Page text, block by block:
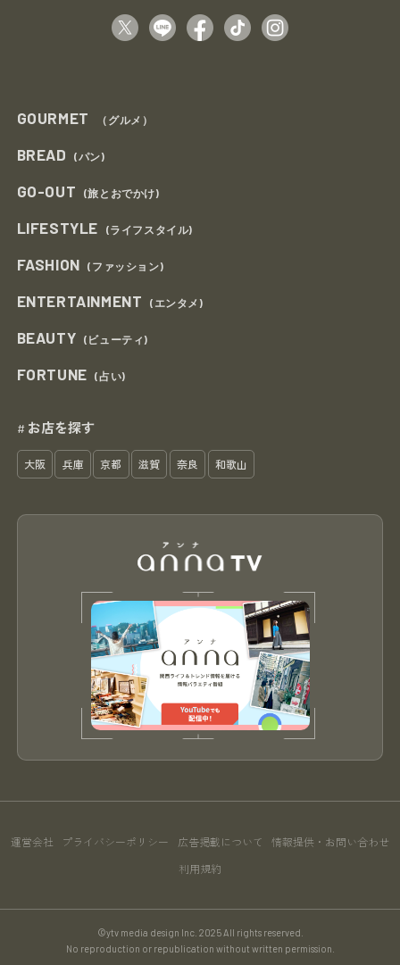
GOURMET （グルメ）
BREAD (パン)
GO-OUT (旅とおでかけ)
LIFESTYLE (ライフスタイル)
FASHION (ファッション)
ENTERTAINMENT (エンタメ)
BEAUTY (ビューティ)
FORTUNE (占い)
# お店を探す
大阪 兵庫 京都 滋賀 奈良 和歌山
運営会社 プライバシーポリシー 広告掲載について 情報提供・お問い合わせ
利用規約
©ytv media design Inc. 2025 All rights reserved.
No reproduction or republication without written permission.